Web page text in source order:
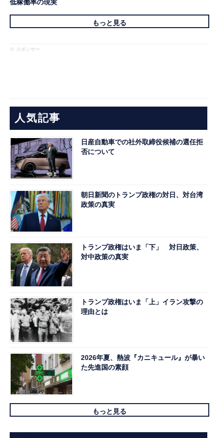
低稼働率の現実
もっと見る
※ スポンサー
人気記事
日産自動車での社外取締役候補の選任拒
否について
朝日新聞のトランプ政権の対日、対台湾
政策の真実
トランプ政権はいま「下」 対日政策、
対中政策の真実
トランプ政権はいま「上」イラン攻撃の
理由とは
2026年夏、熱波『カニキュール』が暴い
た先進国の素顔
もっと見る